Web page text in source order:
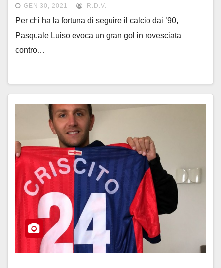
GEN 30, 2021 R.D.V.
Per chi ha la fortuna di seguire il calcio dai ’90,
Pasquale Luiso evoca un gran gol in rovesciata
contro…